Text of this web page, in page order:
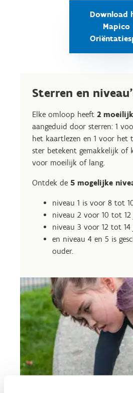
Download
Mapico
Sterren en
Elke omloop heeft 2
aangeduid door sterren: 1
het kaartlezen en 1 voor het
ster betekent gemakkelijk of
voor moeilijk of lang.
Ontdek de 5 mogelijke
niveau 1 is voor 8 tot
niveau 2 voor 10 tot 12
niveau 3 voor 12 tot 14
en niveau 4 en 5 is
ouder.